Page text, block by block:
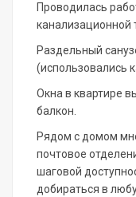
Проводилась
канализационной
Раздельный
(использовались
Окна в квартире
балкон.
Рядом с домом
почтовое
шаговой
добираться в